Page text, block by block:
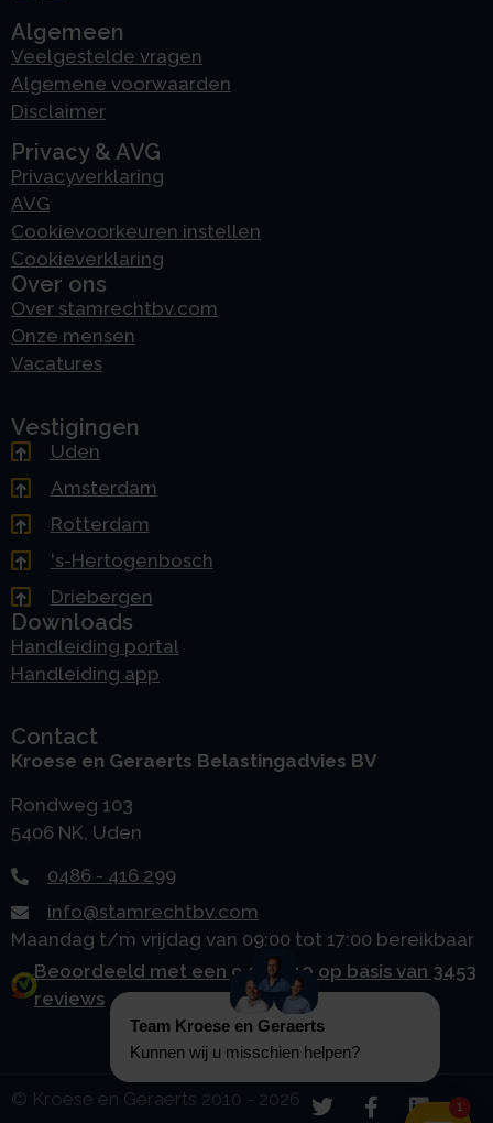
Algemeen
Veelgestelde vragen
Algemene voorwaarden
Disclaimer
Privacy & AVG
Privacyverklaring
AVG
Cookievoorkeuren instellen
Cookieverklaring
Over ons
Over stamrechtbv.com
Onze mensen
Vacatures
Vestigingen
Uden
Amsterdam
Rotterdam
's-Hertogenbosch
Driebergen
Downloads
Handleiding portal
Handleiding app
Contact
Kroese en Geraerts Belastingadvies BV
Rondweg 103
5406 NK, Uden
0486 - 416 299
info@stamrechtbv.com
Maandag t/m vrijdag van 09:00 tot 17:00 bereikbaar
Beoordeeld met een 9.0 uit 10 op basis van 3453
reviews
© Kroese en Geraerts 2010 - 2026